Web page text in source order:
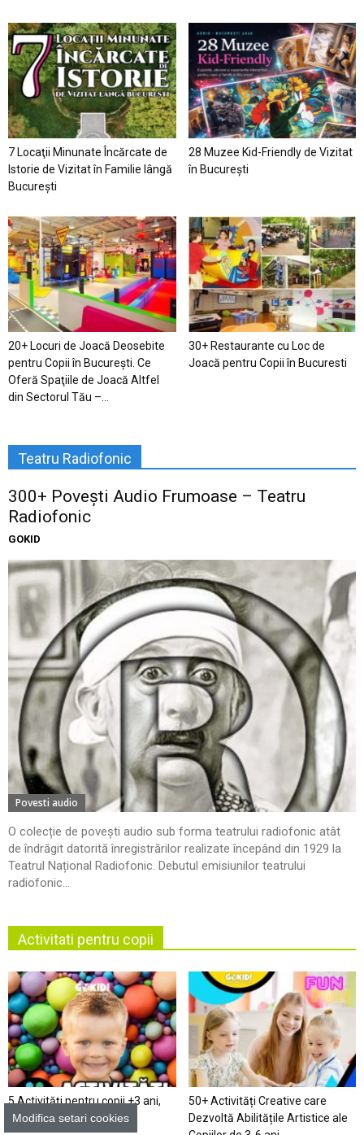
7 Locaţii Minunate Încărcate de
Istorie de Vizitat în Familie lângă
București
28 Muzee Kid-Friendly de Vizitat
în București
20+ Locuri de Joacă Deosebite
pentru Copii în Bucureşti. Ce
Oferă Spaţiile de Joacă Altfel
din Sectorul Tău –...
30+ Restaurante cu Loc de
Joacă pentru Copii în Bucuresti
Teatru Radiofonic
300+ Povești Audio Frumoase – Teatru
Radiofonic
GOKID
Povesti audio
O colecție de povești audio sub forma teatrului radiofonic atât
de îndrăgit datorită înregistrărilor realizate începând din 1929 la
Teatrul Național Radiofonic. Debutul emisiunilor teatrului
radiofonic...
Activitati pentru copii
5 Activități pentru copii +3 ani,
care dezvoltă abilități
50+ Activități Creative care
Dezvoltă Abilitățile Artistice ale
Modifica setari cookies